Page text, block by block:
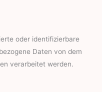
oder identifizierbare
Daten von dem
verarbeitet werden.